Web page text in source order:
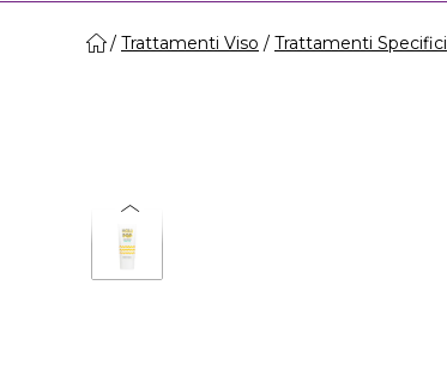
Trattamenti Viso Trattamenti Specifici